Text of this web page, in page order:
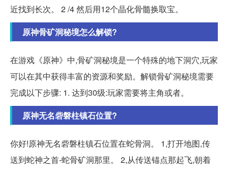
近找到长次。 2 /4 然后用12个晶化骨髓换取宝。
原神骨矿洞秘境怎么解锁?
在游戏《原神》中,骨矿洞秘境是一个特殊的地下洞穴,玩家
可以在其中获得丰富的资源和奖励。解锁骨矿洞秘境需要
完成以下步骤: 1. 达到30级:玩家需要将主角或者。
原神无名砦磐柱镇石位置?
你好!原神无名砦磐柱镇石位置在蛇骨洞。 1,打开地图,传
送到蛇神之首-蛇骨矿洞那里。 2,从传送锚点那起飞,朝着